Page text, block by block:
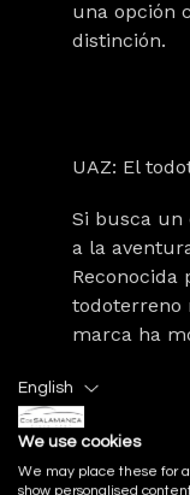
una opción
distinción.
UAZ: El
Si busca un
a la
Reconocida
todoterreno
marca ha
y tecnología
El UAZ
English
We use cookies
We may place these for
show personalised